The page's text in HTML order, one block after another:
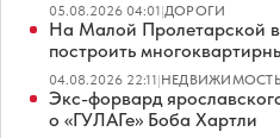
05.08.2026 04:01|ДОРОГИ
На Малой Пролетарской в
построить
04.08.2026 22:11|
Экс-форвард
о «ГУЛАГе» Боба Хартли